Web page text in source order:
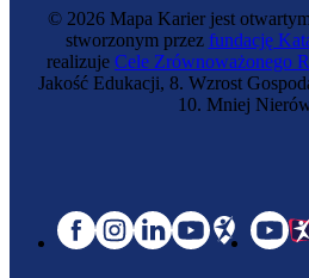
© 2026 Mapa Karier jest
stworzonym przez fundację
realizuje Cele Zrównoważonego
Jakość Edukacji, 8. Wzrost
10. Mniej